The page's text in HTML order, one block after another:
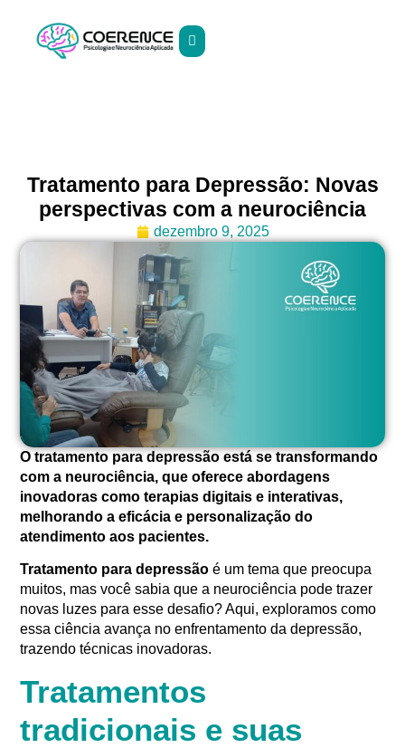
Tratamento para Depressão: Novas
perspectivas com a neurociência
dezembro 9, 2025
O tratamento para depressão está se transformando
com a neurociência, que oferece abordagens
inovadoras como terapias digitais e interativas,
melhorando a eficácia e personalização do
atendimento aos pacientes.
Tratamento para depressão é um tema que preocupa
muitos, mas você sabia que a neurociência pode trazer
novas luzes para esse desafio? Aqui, exploramos como
essa ciência avança no enfrentamento da depressão,
trazendo técnicas inovadoras.
Tratamentos
tradicionais e suas